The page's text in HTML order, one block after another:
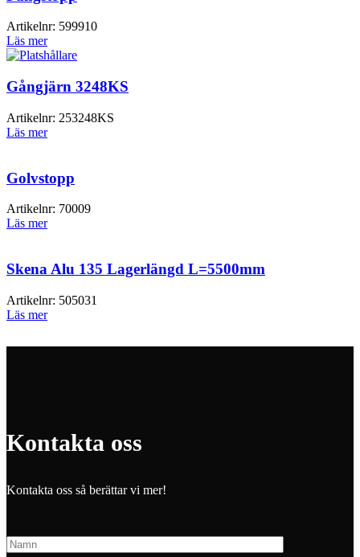
Artikelnr: 599910
Läs mer
Gångjärn 3248KS
Artikelnr: 253248KS
Läs mer
Golvstopp
Artikelnr: 70009
Läs mer
Skena Alu 135 Lagerlängd L=5500mm
Artikelnr: 505031
Läs mer
Kontakta oss
Kontakta oss så berättar vi mer!